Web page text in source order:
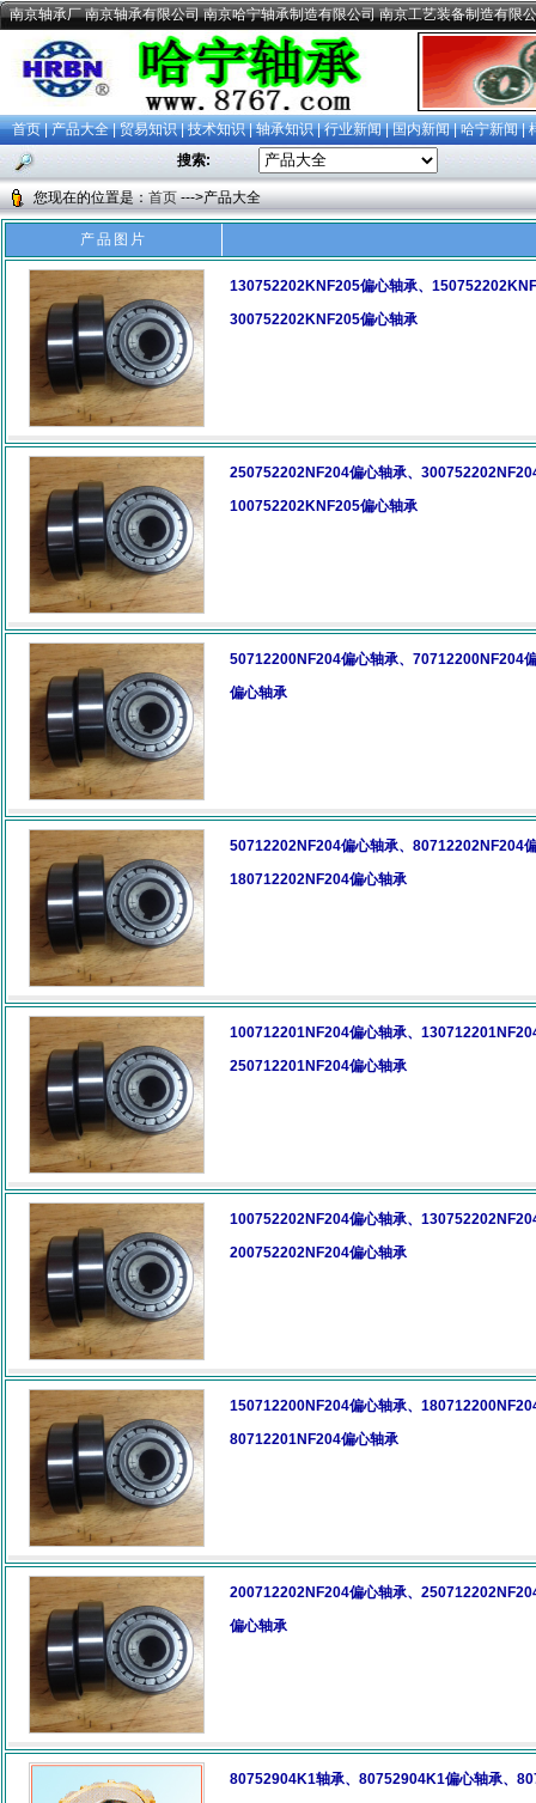
南京轴承厂 南京轴承有限公司 南京哈宁轴承制造有限公司 南京工艺装备制造有限
首页|产品大全|贸易知识|技术知识|轴承知识|行业新闻|国内新闻|哈宁新闻|
搜索:
您现在的位置是：首页--->产品大全
产品图片
130752202KNF205偏心轴承、
300752202KNF205偏心轴承
250752202NF204偏心轴承、
100752202KNF205偏心轴承
50712200NF204偏心轴承、70712200NF204
偏心轴承
50712202NF204偏心轴承、80712202NF204
180712202NF204偏心轴承
100712201NF204偏心轴承、
250712201NF204偏心轴承
100752202NF204偏心轴承、
200752202NF204偏心轴承
150712200NF204偏心轴承、
80712201NF204偏心轴承
200712202NF204偏心轴承、
偏心轴承
80752904K1轴承、80752904K1偏心轴承、